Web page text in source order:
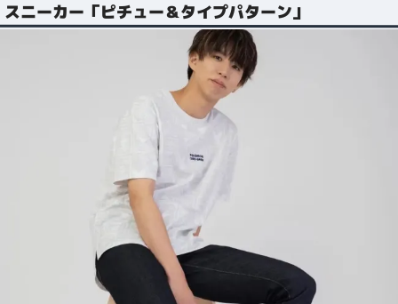
スニーカー「ピチュー＆タイプパターン」